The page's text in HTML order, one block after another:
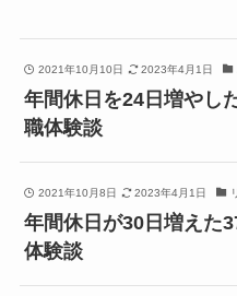
2021年10月10日 2023年4月1日
年間休日を24日増やし
職体験談
2021年10月8日 2023年4月1日
年間休日が30日増えた
体験談